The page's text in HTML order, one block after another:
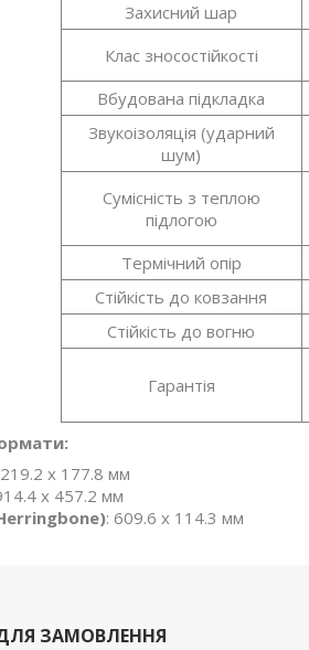
Захисний шар
Клас зносостійкості
Вбудована підкладка
Звукоізоляція (ударний
шум)
Сумісність з теплою
підлогою
Термічний опір
Стійкість до ковзання
Стійкість до вогню
Гарантія
x 177.8 мм
x 457.2 мм
: 609.6 x 114.3 мм
ЗАМОВЛЕННЯ